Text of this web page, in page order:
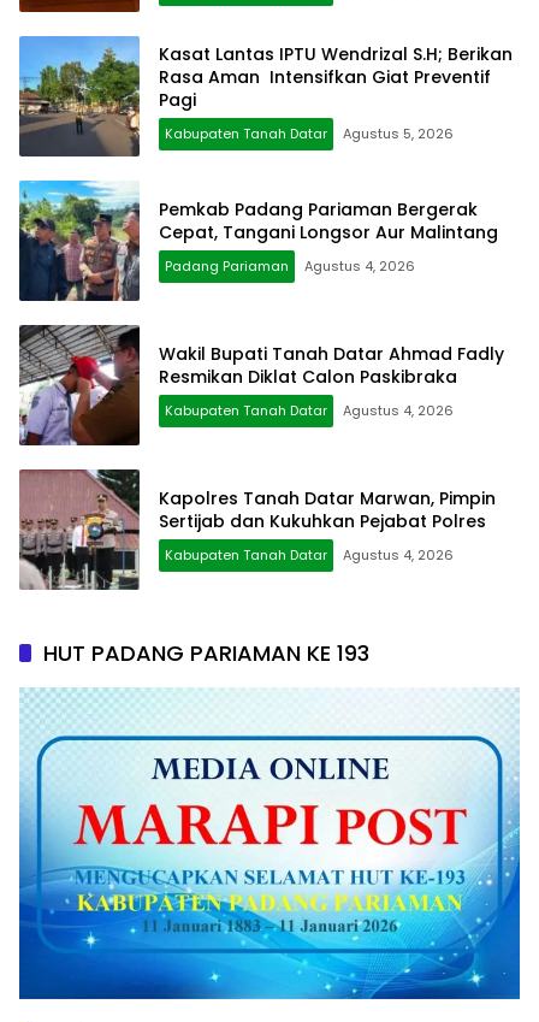
Kasat Lantas IPTU Wendrizal S.H; Berikan
Rasa Aman Intensifkan Giat Preventif
Pagi
Kabupaten Tanah Datar Agustus 5, 2026
Pemkab Padang Pariaman Bergerak
Cepat, Tangani Longsor Aur Malintang
Padang Pariaman Agustus 4, 2026
Wakil Bupati Tanah Datar Ahmad Fadly
Resmikan Diklat Calon Paskibraka
Kabupaten Tanah Datar Agustus 4, 2026
Kapolres Tanah Datar Marwan, Pimpin
Sertijab dan Kukuhkan Pejabat Polres
Kabupaten Tanah Datar Agustus 4, 2026
HUT PADANG PARIAMAN KE 193